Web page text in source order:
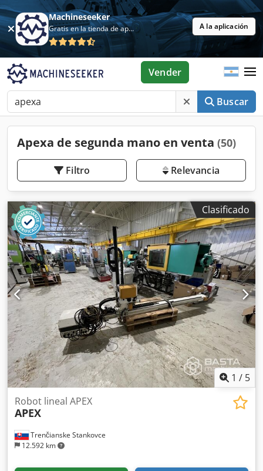
Machineseeker
Gratis en la tienda de aplicaciones A la aplicación
Buscar
Vender
Apexa de segunda mano en venta (50)
Filtro Relevancia
Clasificado
1 / 5
Trenčianske Stankovce
12.592 km
Robot lineal APEX
APEX